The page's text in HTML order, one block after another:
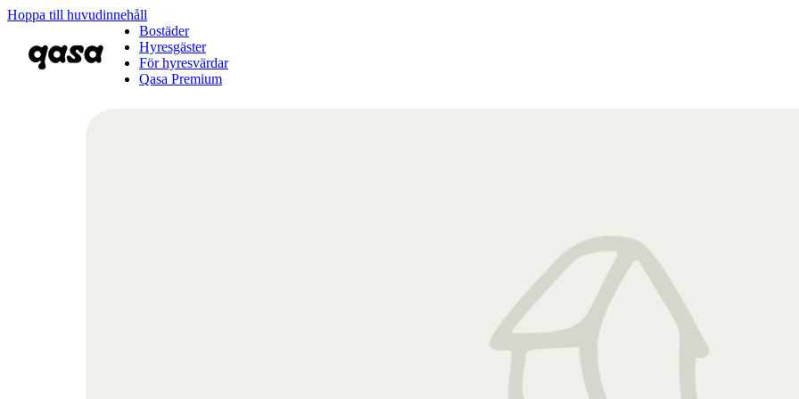
Hoppa till huvudinnehåll
Bostäder
Hyresgäster
För hyresvärdar
Qasa Premium